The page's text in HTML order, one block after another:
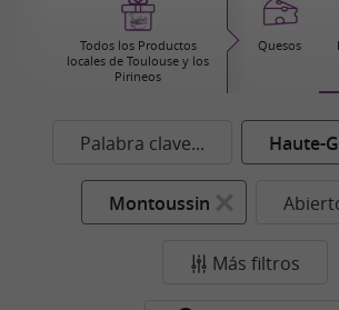
Todos los Productos
locales de Toulouse y los
Pirineos
Quesos
Palabra clave... Haute-
Montoussin
Más filtros